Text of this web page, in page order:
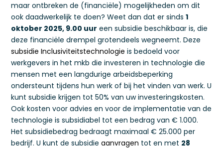
maar ontbreken de (financiële) mogelijkheden om dit
ook daadwerkelijk te doen? Weet dan dat er sinds1
oktober 2025, 9.00 uur een subsidie beschikbaar is, die
deze financiële drempel grotendeels wegneemt. Deze
subsidie Inclusiviteitstechnologie is bedoeld voor
werkgevers in het mkb die investeren in technologie die
mensen met een langdurige arbeidsbeperking
ondersteunt tijdens hun werk of bij het vinden van werk. U
kunt subsidie krijgen tot 50% van uw investeringskosten.
Ook kosten voor advies en voor de implementatie van de
technologie is subsidiabel tot een bedrag van € 1.000.
Het subsidiebedrag bedraagt maximaal € 25.000 per
bedrijf. U kunt de subsidieaanvragen tot en met 28